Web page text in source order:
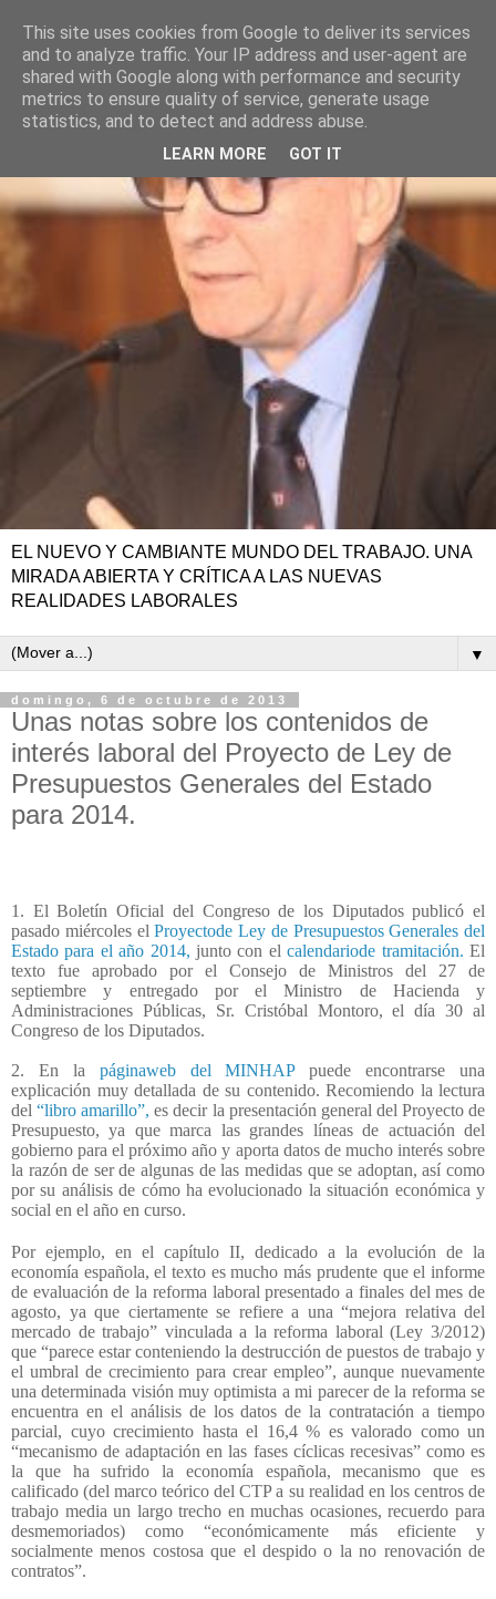
EL NUEVO Y CAMBIANTE MUNDO DEL TRABAJO. UNA
MIRADA ABIERTA Y CRÍTICA A LAS NUEVAS
REALIDADES LABORALES
▼
domingo, 6 de octubre de 2013
Unas notas sobre los contenidos de
interés laboral del Proyecto de Ley de
Presupuestos Generales del Estado
para 2014.
1. El Boletín Oficial del Congreso de los Diputados publicó el
pasado miércoles elProyectode Ley de Presupuestos Generales del
Estado para el año 2014, junto con elcalendariode tramitación. El
texto fue aprobado por el Consejo de Ministros del 27 de
septiembre y entregado por el Ministro de Hacienda y
Administraciones Públicas, Sr. Cristóbal Montoro, el día 30 al
Congreso de los Diputados.
2. En la páginaweb del MINHAPpuede encontrarse una
explicación muy detallada de su contenido. Recomiendo la lectura
del“libro amarillo”, es decir la presentación general del Proyecto de
Presupuesto, ya que marca las grandes líneas de actuación del
gobierno para el próximo año y aporta datos de mucho interés sobre
la razón de ser de algunas de las medidas que se adoptan, así como
por su análisis de cómo ha evolucionado la situación económica y
social en el año en curso.
Por ejemplo, en el capítulo II, dedicado a la evolución de la
economía española, el texto es mucho más prudente que el informe
de evaluación de la reforma laboral presentado a finales del mes de
agosto, ya que ciertamente se refiere a una “mejora relativa del
mercado de trabajo” vinculada a la reforma laboral (Ley 3/2012)
que “parece estar conteniendo la destrucción de puestos de trabajo y
el umbral de crecimiento para crear empleo”, aunque nuevamente
una determinada visión muy optimista a mi parecer de la reforma se
encuentra en el análisis de los datos de la contratación a tiempo
parcial, cuyo crecimiento hasta el 16,4 % es valorado como un
“mecanismo de adaptación en las fases cíclicas recesivas” como es
la que ha sufrido la economía española, mecanismo que es
calificado (del marco teórico del CTP a su realidad en los centros de
trabajo media un largo trecho en muchas ocasiones, recuerdo para
desmemoriados) como “económicamente más eficiente y
socialmente menos costosa que el despido o la no renovación de
contratos”.
This site uses cookies from Google to deliver its services
and to analyze traffic. Your IP address and user-agent are
shared with Google along with performance and security
metrics to ensure quality of service, generate usage
statistics, and to detect and address abuse.
LEARN MORE GOT IT